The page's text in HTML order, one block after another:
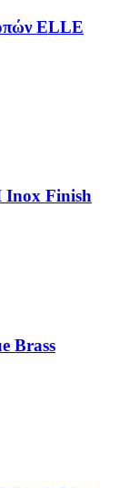
ELLE
Inox Finish
Brass